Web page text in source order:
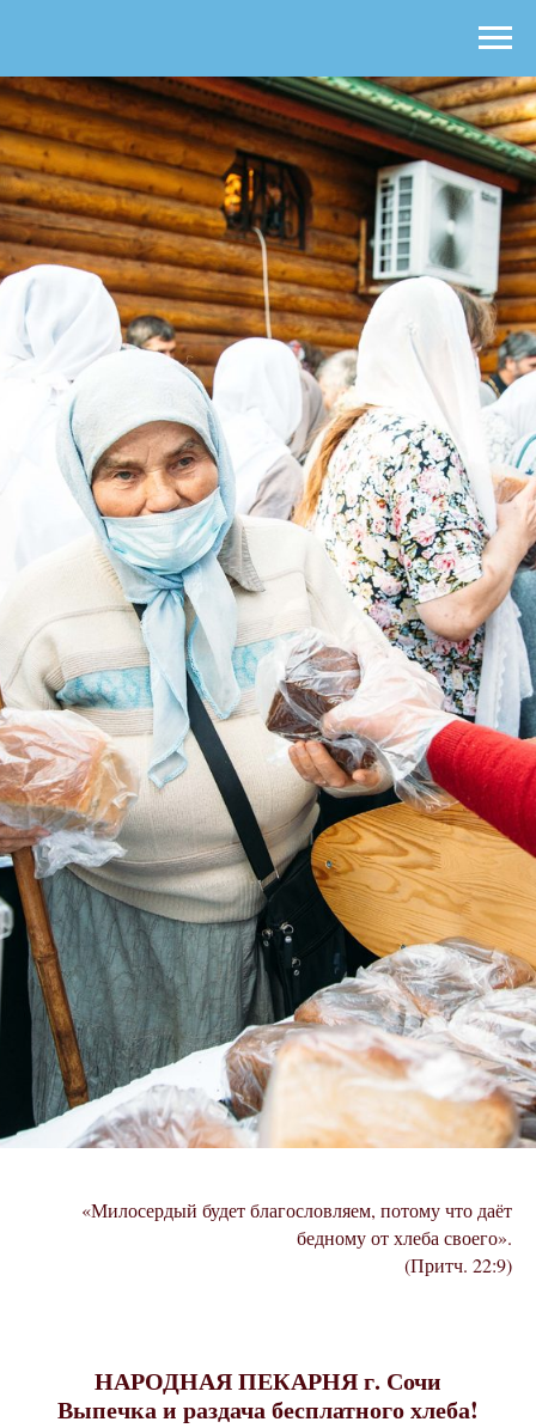
«Милосердый будет благословляем, потому что даёт
бедному от хлеба своего».
(Притч. 22:9)
НАРОДНАЯ ПЕКАРНЯ г. Сочи
Выпечка и раздача бесплатного хлеба!